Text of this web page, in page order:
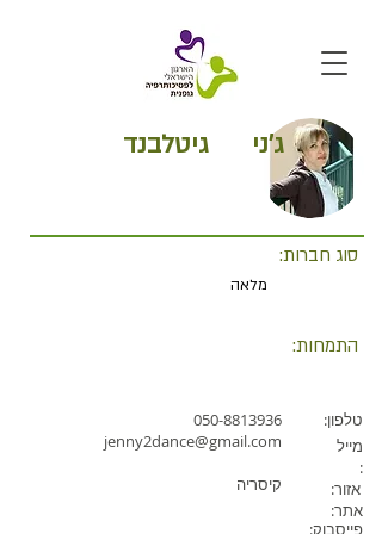
ג'ני גיטלבנד
סוג חברות:
מלאה
התמחות:
050-8813936
jenny2dance@gmail.com
קיסריה
טלפון:
מייל
:
אזור:
אתר:
פייסבוק: